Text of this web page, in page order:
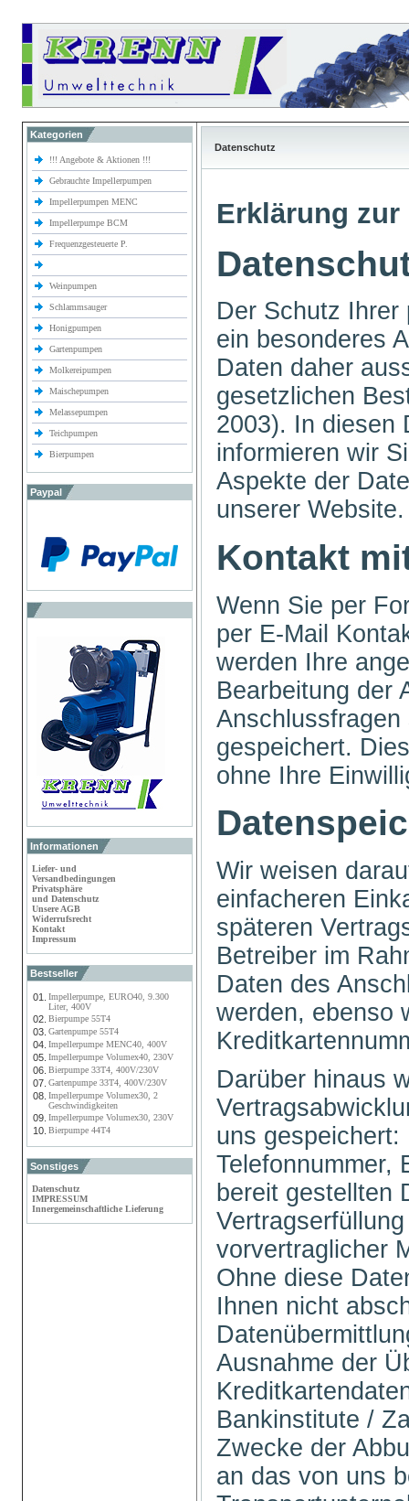
Kategorien
!!! Angebote & Aktionen !!!
Gebrauchte Impellerpumpen
Impellerpumpen MENC
Impellerpumpe BCM
Frequenzgesteuerte P.
Weinpumpen
Schlammsauger
Honigpumpen
Gartenpumpen
Molkereipumpen
Maischepumpen
Melassepumpen
Teichpumpen
Bierpumpen
Paypal
Informationen
Liefer- und
Versandbedingungen
Privatsphäre
und Datenschutz
Unsere AGB
Widerrufsrecht
Kontakt
Impressum
Bestseller
01.
Impellerpumpe, EURO40, 9.300
Liter, 400V
02. Bierpumpe 55T4
03. Gartenpumpe 55T4
04. Impellerpumpe MENC40, 400V
05. Impellerpumpe Volumex40, 230V
06. Bierpumpe 33T4, 400V/230V
07. Gartenpumpe 33T4, 400V/230V
08. Impellerpumpe Volumex30, 2
Geschwindigkeiten
09. Impellerpumpe Volumex30, 230V
10. Bierpumpe 44T4
Sonstiges
Datenschutz
IMPRESSUM
Innergemeinschaftliche Lieferung
Datenschutz
Erklärung
Der Schutz
ein besonderes
Daten daher
gesetzlichen
2003). In diesen
informieren wir
Aspekte der
unserer
Kontakt
Wenn Sie per
per E-Mail
werden Ihre
Bearbeitung der
gespeichert.
ohne Ihre
Wir weisen
einfacheren
späteren
Betreiber im
Daten des
werden, ebenso
Darüber hinaus
uns
Telefonnummer,
bereit gestellten
vorvertraglicher
Ohne diese
Ihnen nicht
Ausnahme der
Bankinstitute /
Zwecke der
an das von uns